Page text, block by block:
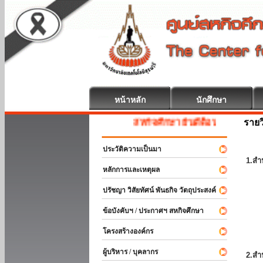
หน้าหลัก นักศึกษา
สหกิจศึกษา ยินดีต้อนรับ
ประวัติความเป็นมา
หลักการและเหตุผล
ปรัชญา วิสัยทัศน์ พันธกิจ วัตถุประสงค์
ข้อบังคับฯ / ประกาศฯ สหกิจศึกษา
โครงสร้างองค์กร
ผู้บริหาร / บุคลากร
ราย
1.ส
2.ส